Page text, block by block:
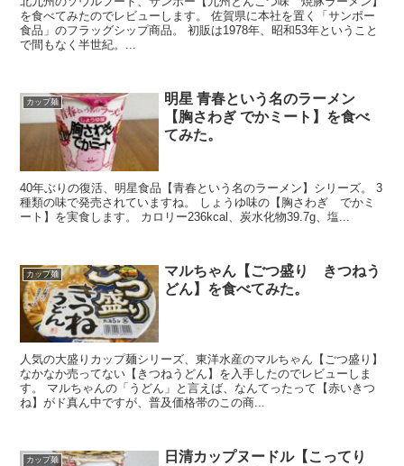
を食べてみたのでレビューします。 佐賀県に本社を置く「サンポー
食品」のフラッグシップ商品。 初販は1978年、昭和53年ということ
で間もなく半世紀。...
カップ麺
明星 青春という名のラーメン
【胸さわぎ でかミート】を食べ
てみた。
40年ぶりの復活、明星食品【青春という名のラーメン】シリーズ。 3
種類の味で発売されていますね。 しょうゆ味の【胸さわぎ でかミ
ート】を実食します。 カロリー236kcal、炭水化物39.7g、塩...
カップ麺
マルちゃん【ごつ盛り きつねう
どん】を食べてみた。
人気の大盛りカップ麺シリーズ、東洋水産のマルちゃん【ごつ盛り】
なかなか売ってない【きつねうどん】を入手したのでレビューしま
す。 マルちゃんの「うどん」と言えば、なんてったって【赤いきつ
ね】がド真ん中ですが、普及価格帯のこの商...
カップ麺
日清カップヌードル【こってり